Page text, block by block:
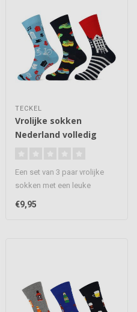
TECKEL
Vrolijke sokken
Nederland volledig
Een set van 3 paar vrolijke
sokken met een leuke
om j..
€9,95